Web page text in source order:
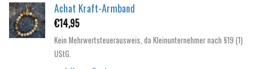
Achat Kraft-Armband
€14,95
Kein Mehrwertsteuerausweis, da Kleinunternehmer nach §19 (1)
UStG.